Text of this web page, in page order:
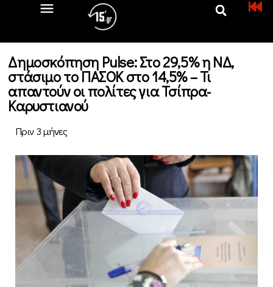
Δημοσκόπηση Pulse: Στο 29,5% η ΝΔ,
στάσιμο το ΠΑΣΟΚ στο 14,5% – Τι
απαντούν οι πολίτες για Τσίπρα-
Καρυστιανού
Πριν 3 μήνες